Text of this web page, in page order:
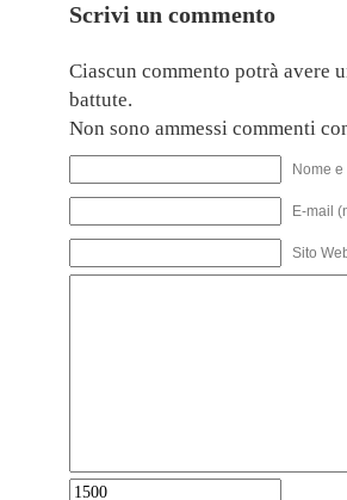
Scrivi un commento
Ciascun commento potrà avere
battute.
Non sono ammessi commenti
Nome
E-mail
Sito